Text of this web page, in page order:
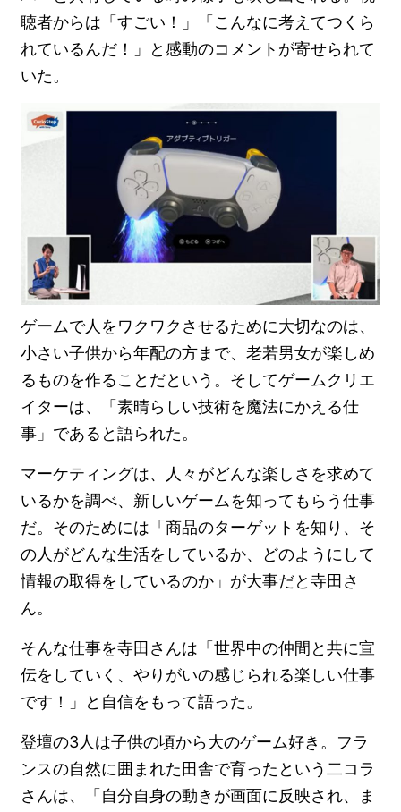
聴者からは「すごい！」「こんなに考えてつくら
れているんだ！」と感動のコメントが寄せられて
いた。
ゲームで人をワクワクさせるために大切なのは、
小さい子供から年配の方まで、老若男女が楽しめ
るものを作ることだという。そしてゲームクリエ
イターは、「素晴らしい技術を魔法にかえる仕
事」であると語られた。
マーケティングは、人々がどんな楽しさを求めて
いるかを調べ、新しいゲームを知ってもらう仕事
だ。そのためには「商品のターゲットを知り、そ
の人がどんな生活をしているか、どのようにして
情報の取得をしているのか」が大事だと寺田さ
ん。
そんな仕事を寺田さんは「世界中の仲間と共に宣
伝をしていく、やりがいの感じられる楽しい仕事
です！」と自信をもって語った。
登壇の3人は子供の頃から大のゲーム好き。フラ
ンスの自然に囲まれた田舎で育ったという二コラ
さんは、「自分自身の動きが画面に反映され、ま